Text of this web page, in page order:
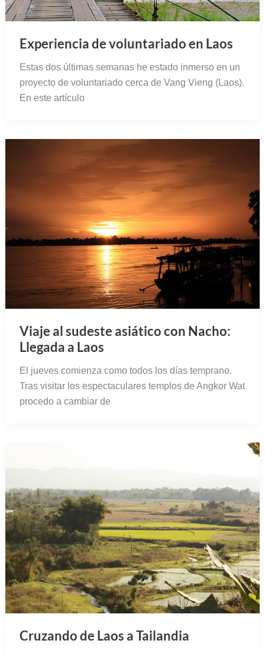
Experiencia de voluntariado en Laos
Estas dos últimas semanas he estado inmerso en un
proyecto de voluntariado cerca de Vang Vieng (Laos).
En este artículo
Viaje al sudeste asiático con Nacho:
Llegada a Laos
El jueves comienza como todos los días temprano.
Tras visitar los espectaculares templos de Angkor Wat
procedo a cambiar de
Cruzando de Laos a Tailandia